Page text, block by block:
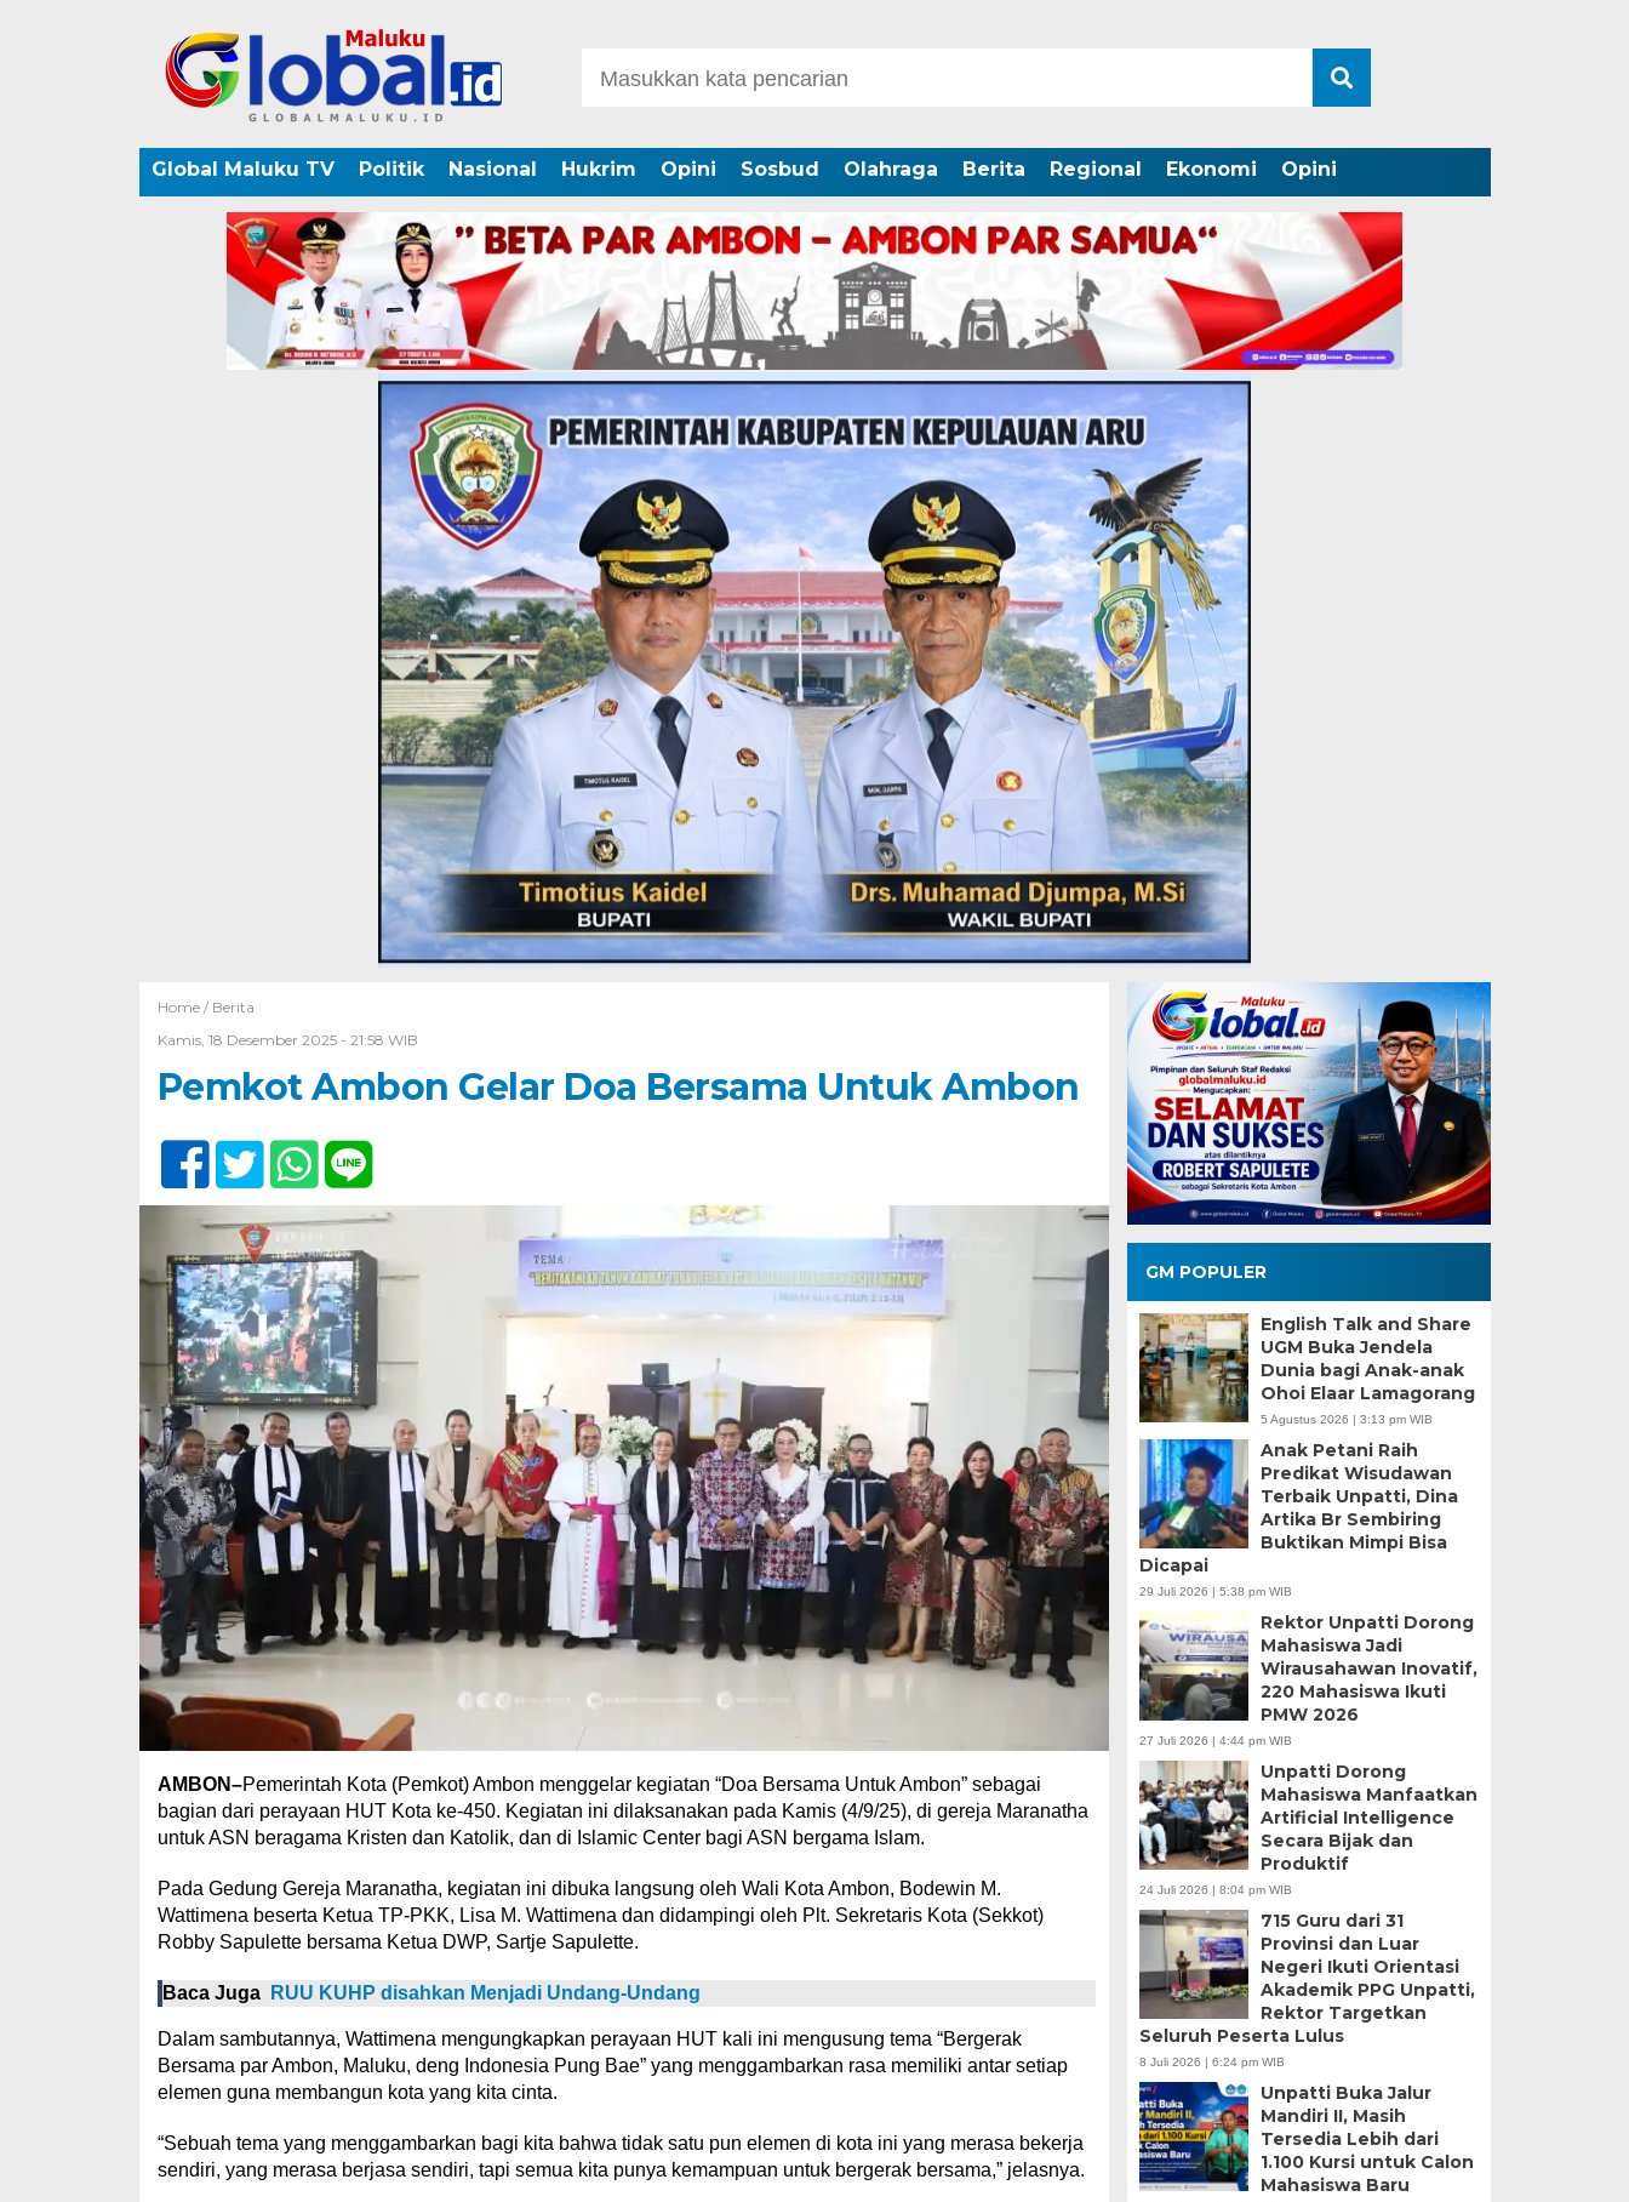
Global Maluku TV Politik Nasional Hukrim Opini Sosbud Olahraga Berita Regional Ekonomi Opini
Home / Berita
Kamis, 18 Desember 2025 - 21:58 WIB
Pemkot Ambon Gelar Doa Bersama Untuk Ambon
AMBON–Pemerintah Kota (Pemkot) Ambon menggelar kegiatan “Doa Bersama Untuk Ambon” sebagai
bagian dari perayaan HUT Kota ke-450. Kegiatan ini dilaksanakan pada Kamis (4/9/25), di gereja Maranatha
untuk ASN beragama Kristen dan Katolik, dan di Islamic Center bagi ASN bergama Islam.
Pada Gedung Gereja Maranatha, kegiatan ini dibuka langsung oleh Wali Kota Ambon, Bodewin M.
Wattimena beserta Ketua TP-PKK, Lisa M. Wattimena dan didampingi oleh Plt. Sekretaris Kota (Sekkot)
Robby Sapulette bersama Ketua DWP, Sartje Sapulette.
Baca Juga RUU KUHP disahkan Menjadi Undang-Undang
Dalam sambutannya, Wattimena mengungkapkan perayaan HUT kali ini mengusung tema “Bergerak
Bersama par Ambon, Maluku, deng Indonesia Pung Bae” yang menggambarkan rasa memiliki antar setiap
elemen guna membangun kota yang kita cinta.
“Sebuah tema yang menggambarkan bagi kita bahwa tidak satu pun elemen di kota ini yang merasa bekerja
sendiri, yang merasa berjasa sendiri, tapi semua kita punya kemampuan untuk bergerak bersama,” jelasnya.
GM POPULER
English Talk and Share
UGM Buka Jendela
Dunia bagi Anak-anak
Ohoi Elaar Lamagorang
5 Agustus 2026 | 3:13 pm WIB
Anak Petani Raih
Predikat Wisudawan
Terbaik Unpatti, Dina
Artika Br Sembiring
Buktikan Mimpi Bisa
Dicapai
29 Juli 2026 | 5:38 pm WIB
Rektor Unpatti Dorong
Mahasiswa Jadi
Wirausahawan Inovatif,
220 Mahasiswa Ikuti
PMW 2026
27 Juli 2026 | 4:44 pm WIB
Unpatti Dorong
Mahasiswa Manfaatkan
Artificial Intelligence
Secara Bijak dan
Produktif
24 Juli 2026 | 8:04 pm WIB
715 Guru dari 31
Provinsi dan Luar
Negeri Ikuti Orientasi
Akademik PPG Unpatti,
Rektor Targetkan
Seluruh Peserta Lulus
8 Juli 2026 | 6:24 pm WIB
Unpatti Buka Jalur
Mandiri II, Masih
Tersedia Lebih dari
1.100 Kursi untuk Calon
Mahasiswa Baru